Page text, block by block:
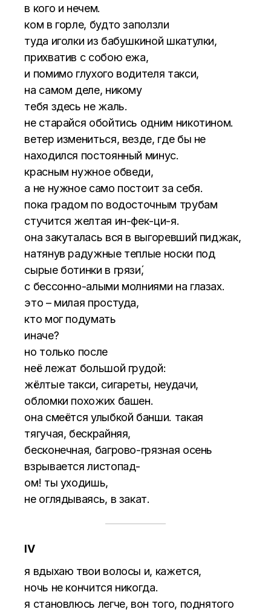
в кого и нечем.
ком в горле, будто заползли
туда иголки из бабушкиной шкатулки,
прихватив с собою ежа,
и помимо глухого водителя такси,
на самом деле, никому
тебя здесь не жаль.
не старайся обойтись одним никотином.
ветер измениться, везде, где бы не
находился постоянный минус.
красным нужное обведи,
а не нужное само постоит за себя.
пока градом по водосточным трубам
стучится желтая ин-фек-ци-я.
она закуталась вся в выгоревший пиджак,
натянув радужные теплые носки под
сырые ботинки в грязи́,
с бессонно-алыми молниями на глазах.
это – милая простуда,
кто мог подумать
иначе?
но только после
неё лежат большой грудой:
жёлтые такси, сигареты, неудачи,
обломки похожих башен.
она смеётся улыбкой банши. такая
тягучая, бескрайняя,
бесконечная, багрово-грязная осень
взрывается листопад-
ом! ты уходишь,
не оглядываясь, в закат.
IV
я вдыхаю твои волосы и, кажется,
ночь не кончится никогда.
я становлюсь легче, вон того, поднятого